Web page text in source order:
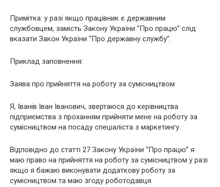
Примітка: у разі якщо працівник є державним
службовцем, замість Закону України “Про працю” слід
вказати Закон України “Про державну службу”.
Приклад заповнення:
Заява про прийняття на роботу за сумісництвом
Я, Іванів Іван Іванович, звертаюся до керівництва
підприємства з проханням прийняти мене на роботу за
сумісництвом на посаду спеціаліста з маркетингу.
Відповідно до статті 27 Закону України “Про працю” я
маю право на прийняття на роботу за сумісництвом у разі
якщо я бажаю виконувати додаткову роботу за
сумісництвом та маю згоду роботодавця.